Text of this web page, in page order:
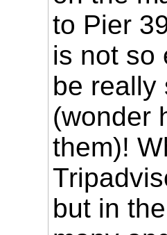
to Pier
is not so
be really
(wonder
them)!
but in